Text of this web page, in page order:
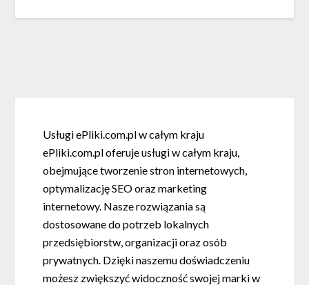
Usługi ePliki.com.pl w całym kraju
ePliki.com.pl oferuje usługi w całym kraju,
obejmujące tworzenie stron internetowych,
optymalizację SEO oraz marketing
internetowy. Nasze rozwiązania są
dostosowane do potrzeb lokalnych
przedsiębiorstw, organizacji oraz osób
prywatnych. Dzięki naszemu doświadczeniu
możesz zwiększyć widoczność swojej marki w